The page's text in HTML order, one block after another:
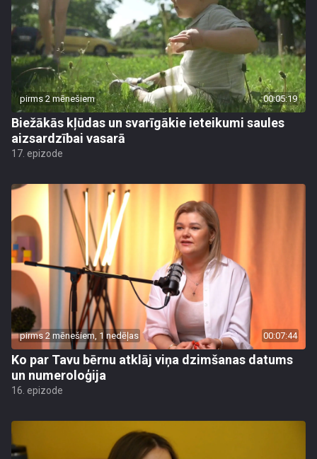
pirms 2 mēnešiem 00:05:19
Biežākās kļūdas un svarīgākie ieteikumi saules
aizsardzībai vasarā
17. epizode
pirms 2 mēnešiem, 1 nedēļas 00:07:44
Ko par Tavu bērnu atklāj viņa dzimšanas datums
un numeroloģija
16. epizode